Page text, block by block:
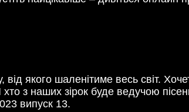
якого шаленітиме весь світ.
хто з наших зірок буде ведучою
випуск 13.